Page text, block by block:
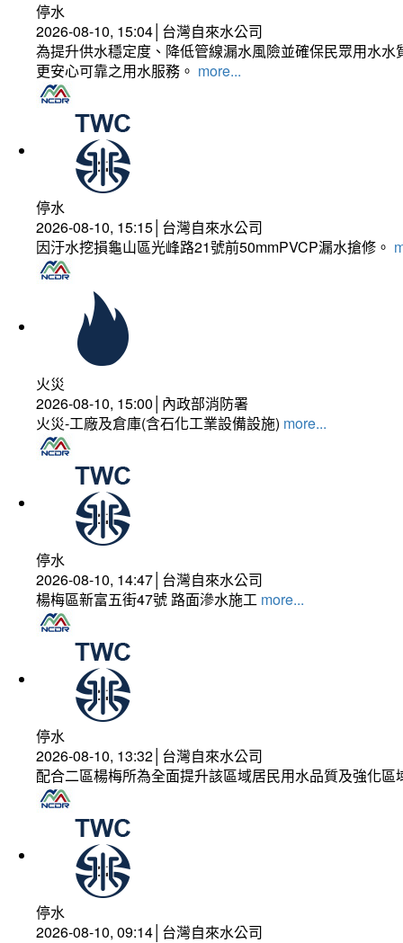
停水
2026-08-10, 15:04│台灣自來水公司
為提升供水穩定度、降低管線漏水風險並確保民眾用水
更安心可靠之用水服務。 more...
停水
2026-08-10, 15:15│台灣自來水公司
因汙水挖損龜山區光峰路21號前50mmPVCP漏水搶修。
火災
2026-08-10, 15:00│內政部消防署
火災-工廠及倉庫(含石化工業設備設施) more...
停水
2026-08-10, 14:47│台灣自來水公司
楊梅區新富五街47號 路面滲水施工 more...
停水
2026-08-10, 13:32│台灣自來水公司
配合二區楊梅所為全面提升該區域居民用水品質及強化
停水
2026-08-10, 09:14│台灣自來水公司